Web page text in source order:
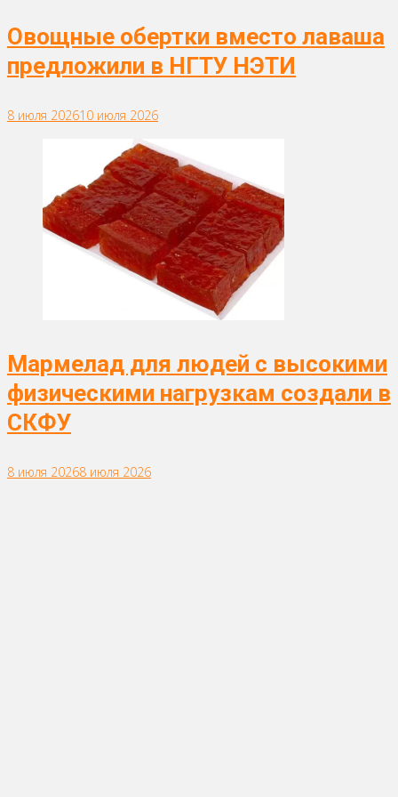
Овощные обертки вместо лаваша
предложили в НГТУ НЭТИ
8 июля 202610 июля 2026
Мармелад для людей с высокими
физическими нагрузкам создали в
СКФУ
8 июля 20268 июля 2026